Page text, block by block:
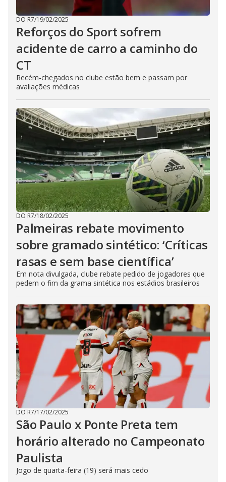
DO R7/19/02/2025
Reforços do Sport sofrem
acidente de carro a caminho do
CT
Recém-chegados no clube estão bem e passam por
avaliações médicas
DO R7/18/02/2025
Palmeiras rebate movimento
sobre gramado sintético: ‘Críticas
rasas e sem base científica’
Em nota divulgada, clube rebate pedido de jogadores que
pedem o fim da grama sintética nos estádios brasileiros
DO R7/17/02/2025
São Paulo x Ponte Preta tem
horário alterado no Campeonato
Paulista
Jogo de quarta-feira (19) será mais cedo